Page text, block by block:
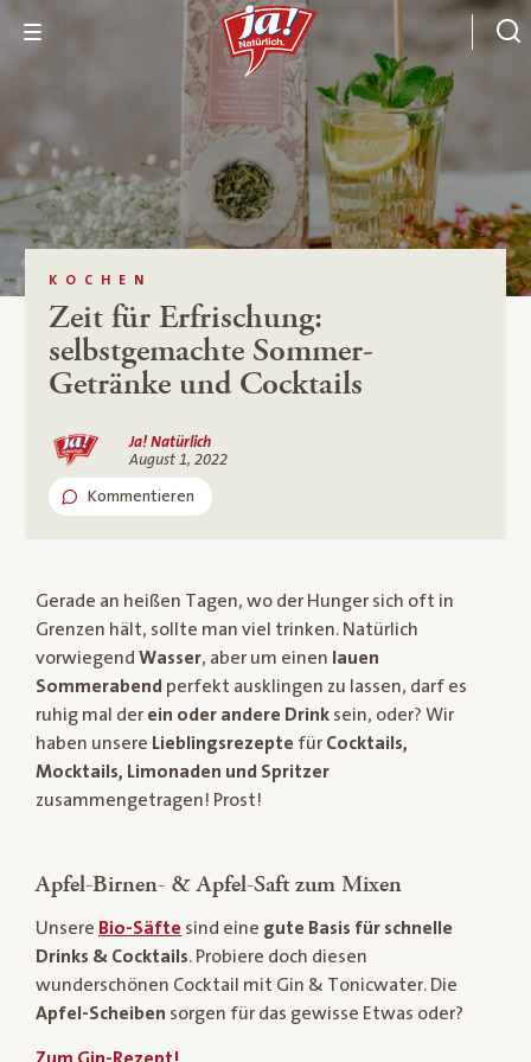
KOCHEN
Zeit für Erfrischung:
selbstgemachte Sommer-
Getränke und Cocktails
Ja! Natürlich
August 1, 2022
Kommentieren
Gerade an heißen Tagen, wo der Hunger sich oft in
Grenzen hält, sollte man viel trinken. Natürlich
vorwiegend Wasser, aber um einen lauen
Sommerabend perfekt ausklingen zu lassen, darf es
ruhig mal der ein oder andere Drink sein, oder? Wir
haben unsere Lieblingsrezepte für Cocktails,
Mocktails, Limonaden und Spritzer
zusammengetragen! Prost!
Apfel-Birnen- & Apfel-Saft zum Mixen
Unsere Bio-Säfte sind eine gute Basis für schnelle
Drinks & Cocktails. Probiere doch diesen
wunderschönen Cocktail mit Gin & Tonicwater. Die
Apfel-Scheiben sorgen für das gewisse Etwas oder?